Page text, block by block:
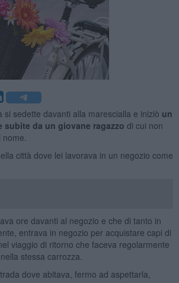
si sedette davanti alla marescialla e iniziò un
subite da un giovane ragazzo di cui non
città dove lei lavorava in un negozio come
ore davanti al negozio e che di tanto in
entrava in negozio per acquistare capi di
viaggio di ritorno che faceva regolarmente
stessa carrozza.
dove abitava, fermo ad aspettarla,